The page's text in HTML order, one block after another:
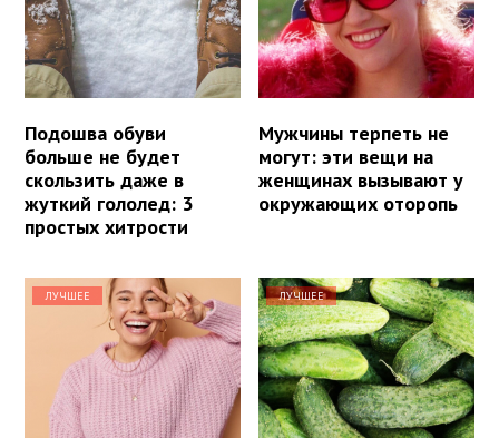
Подошва обуви
больше не будет
скользить даже в
жуткий гололед: 3
простых хитрости
Мужчины терпеть не
могут: эти вещи на
женщинах вызывают у
окружающих оторопь
ЛУЧШЕЕ ЛУЧШЕЕ